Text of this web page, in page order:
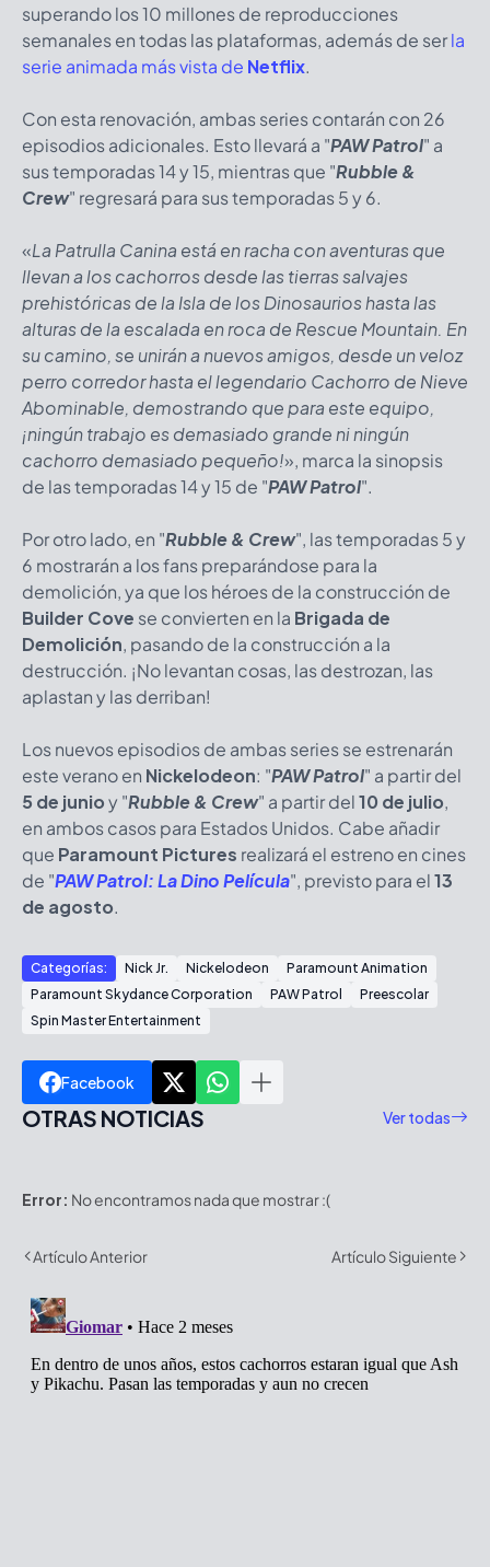
superando los 10 millones de reproducciones
semanales en todas las plataformas, además de serla
serie animada más vista de Netflix.
Con esta renovación, ambas series contarán con 26
episodios adicionales. Esto llevará a "PAW Patrol" a
sus temporadas 14 y 15, mientras que "Rubble &
Crew" regresará para sus temporadas 5 y 6.
«La Patrulla Canina está en racha con aventuras que
llevan a los cachorros desde las tierras salvajes
prehistóricas de la Isla de los Dinosaurios hasta las
alturas de la escalada en roca de Rescue Mountain. En
su camino, se unirán a nuevos amigos, desde un veloz
perro corredor hasta el legendario Cachorro de Nieve
Abominable, demostrando que para este equipo,
¡ningún trabajo es demasiado grande ni ningún
cachorro demasiado pequeño!», marca la sinopsis
de las temporadas 14 y 15 de "PAW Patrol".
Por otro lado, en "Rubble & Crew", las temporadas 5 y
6 mostrarán a los fans preparándose para la
demolición, ya que los héroes de la construcción de
Builder Cove se convierten en la Brigada de
Demolición, pasando de la construcción a la
destrucción. ¡No levantan cosas, las destrozan, las
aplastan y las derriban!
Los nuevos episodios de ambas series se estrenarán
este verano en Nickelodeon: "PAW Patrol" a partir del
5 de junioy "Rubble & Crew" a partir del10 de julio,
en ambos casos para Estados Unidos. Cabe añadir
que Paramount Pictures realizará el estreno en cines
de "PAW Patrol: La Dino Película", previsto para el13
de agosto.
Categorías: Nick Jr. Nickelodeon
Paramount Animation
Paramount Skydance Corporation
PAW Patrol
Preescolar
Spin Master Entertainment
Facebook
OTRAS NOTICIAS Ver todas
Error: No encontramos nada que mostrar :(
Artículo Anterior Artículo Siguiente